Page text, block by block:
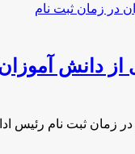
از دانش
زمان ثبت نام رئیس